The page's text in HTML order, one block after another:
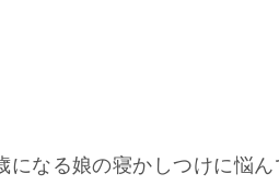
になる娘の寝かしつけに悩